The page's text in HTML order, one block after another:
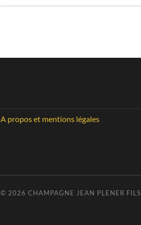
A propos et mentions légales
© 2026 CHAMPAGNE JEAN PLENER FILS